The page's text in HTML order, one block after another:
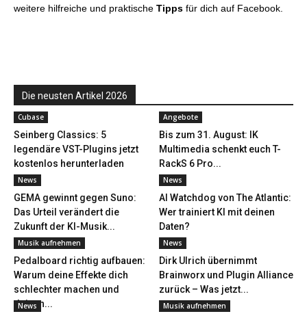
weitere hilfreiche und praktische Tipps für dich auf Facebook.
Die neusten Artikel 2026
Cubase
Seinberg Classics: 5
legendäre VST-Plugins jetzt
kostenlos herunterladen
Angebote
Bis zum 31. August: IK
Multimedia schenkt euch T-
RackS 6 Pro...
News
GEMA gewinnt gegen Suno:
Das Urteil verändert die
Zukunft der KI-Musik...
News
AI Watchdog von The Atlantic:
Wer trainiert KI mit deinen
Daten?
Musik aufnehmen
Pedalboard richtig aufbauen:
Warum deine Effekte dich
schlechter machen und
deinen...
News
Dirk Ulrich übernimmt
Brainworx und Plugin Alliance
zurück – Was jetzt...
News Musik aufnehmen